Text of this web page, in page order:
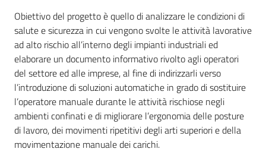
Coordinamento
prevenzione
e
vigilanza
Servizi
per
Obiettivo del progetto è quello di analizzare le condizioni di
salute e sicurezza in cui vengono svolte le attività lavorative
ad alto rischio all’interno degli impianti industriali ed
elaborare un documento informativo rivolto agli operatori
del settore ed alle imprese, al fine di indirizzarli verso
l’introduzione di soluzioni automatiche in grado di sostituire
l’operatore manuale durante le attività rischiose negli
ambienti confinati e di migliorare l’ergonomia delle posture
di lavoro, dei movimenti ripetitivi degli arti superiori e della
movimentazione manuale dei carichi.